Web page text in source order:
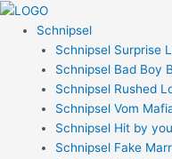
Zum
Inhalt
springen
Schnipsel
Schnipsel Surprise
Schnipsel Bad Boy
Schnipsel Rushed
Schnipsel Vom
Schnipsel Hit by
Schnipsel Fake
Post
navigation